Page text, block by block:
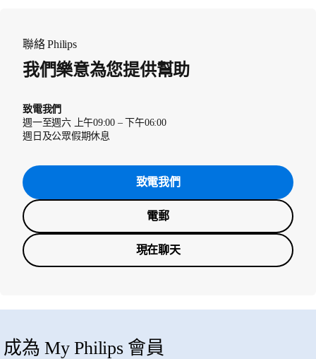
聯絡 Philips
我們樂意為您提供幫助
致電我們
週一至週六 上午09:00 – 下午06:00
週日及公眾假期休息
致電我們
電郵
現在聊天
成為 My Philips 會員